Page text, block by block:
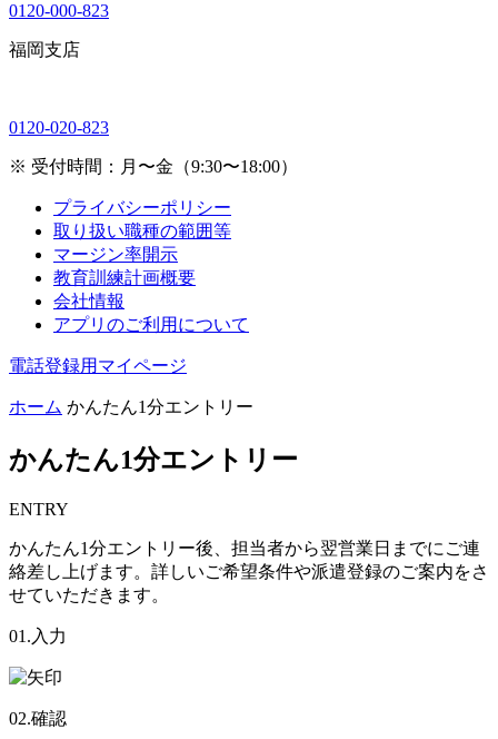
0120-000-823
福岡支店
0120-020-823
※ 受付時間：月〜金（9:30〜18:00）
プライバシーポリシー
取り扱い職種の範囲等
マージン率開示
教育訓練計画概要
会社情報
アプリのご利用について
電話登録用マイページ
ホーム かんたん1分エントリー
かんたん1分エントリー
ENTRY
かんたん1分エントリー後、担当者から翌営業日までにご連
絡差し上げます。詳しいご希望条件や派遣登録のご案内をさ
せていただきます。
01.入力
02.確認